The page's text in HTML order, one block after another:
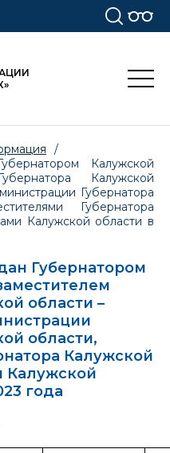
/
Калужской
Калужской
Губернатора
Губернатора
Калужской области в
Губернатором
области –
области,
Калужской
Калужской
года